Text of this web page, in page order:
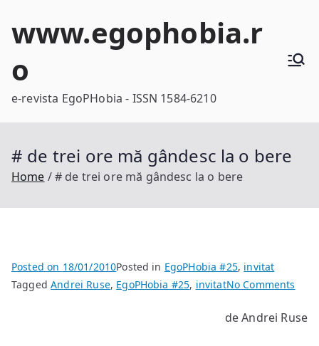
www.egophobia.r
o
e-revista EgoPHobia - ISSN 1584-6210
# de trei ore mă gândesc la o bere
Home # de trei ore mă gândesc la o bere
Posted on 18/01/2010Posted in EgoPHobia #25, invitat
TaggedAndrei Ruse, EgoPHobia #25, invitatNo Comments
de
de Andrei Ruse